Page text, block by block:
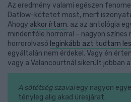
Az eredmény valami egészen
Datlow-kötetet most, mert
Ahogy akkor írtam, az az antológia
mindenféle horrorral – nagyon színes
horrorolvasó leginkább azt tudtam
egyáltalán nem érdekel. Vagy én
vagy a Valancourtnál sikerült jobban
A sötétség szavaiegy nagyon
tényleg alig akad üresjárat.